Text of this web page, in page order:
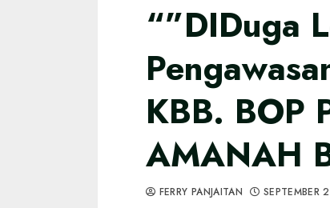
“”DIDuga
KBB. BOP
AMANAH
FERRY PANJAITAN SEPTEMBER